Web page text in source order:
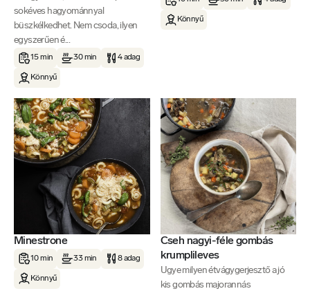
sokéves hagyománnyal
büszkélkedhet. Nem csoda, ilyen
egyszerűen é...
15 min 30 min 4 adag
Könnyű
Könnyű
Minestrone
10 min 33 min 8 adag
Könnyű
Cseh nagyi-féle gombás
krumplileves
Ugye milyen étvágygerjesztő a jó
kis gombás majorannás